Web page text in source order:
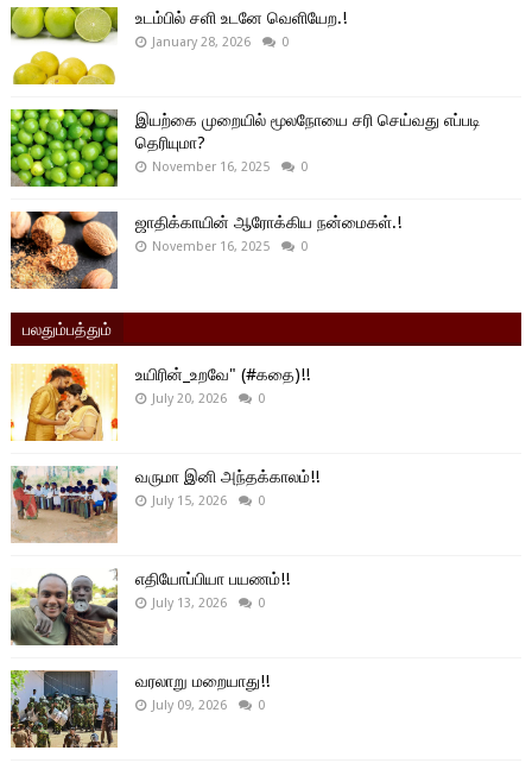
உடம்பில் சளி உடனே வெளியேற.!
January 28, 2026 0
இயற்கை முறையில் மூலநோயை சரி செய்வது எப்படி
தெரியுமா?
November 16, 2025 0
ஜாதிக்காயின் ஆரோக்கிய நன்மைகள்.!
November 16, 2025 0
பலதும்பத்தும்
உயிரின்_உறவே" (#கதை)!!
July 20, 2026 0
வருமா இனி அந்தக்காலம்!!
July 15, 2026 0
எதியோப்பியா பயணம்!!
July 13, 2026 0
வரலாறு மறையாது!!
July 09, 2026 0